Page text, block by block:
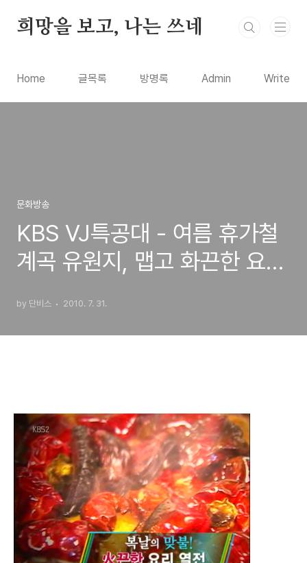
희망을 보고, 나는 쓰네
Home 글목록 방명록 Admin Write
문화방송
KBS VJ특공대 - 여름 휴가철
계곡 유원지, 맵고 화끈한 요
합, 일본 여름 온천 진풍경
by 단비스 2010. 7. 31.